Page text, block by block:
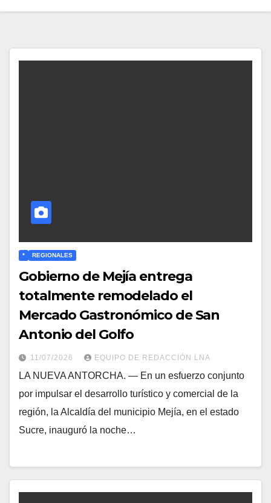
* REGIONALES
Gobierno de Mejía entrega
totalmente remodelado el
Mercado Gastronómico de San
Antonio del Golfo
11/07/2026 EQUIPO DE REDACCIÓN LNA
LA NUEVA ANTORCHA. — En un esfuerzo conjunto
por impulsar el desarrollo turístico y comercial de la
región, la Alcaldía del municipio Mejía, en el estado
Sucre, inauguró la noche…